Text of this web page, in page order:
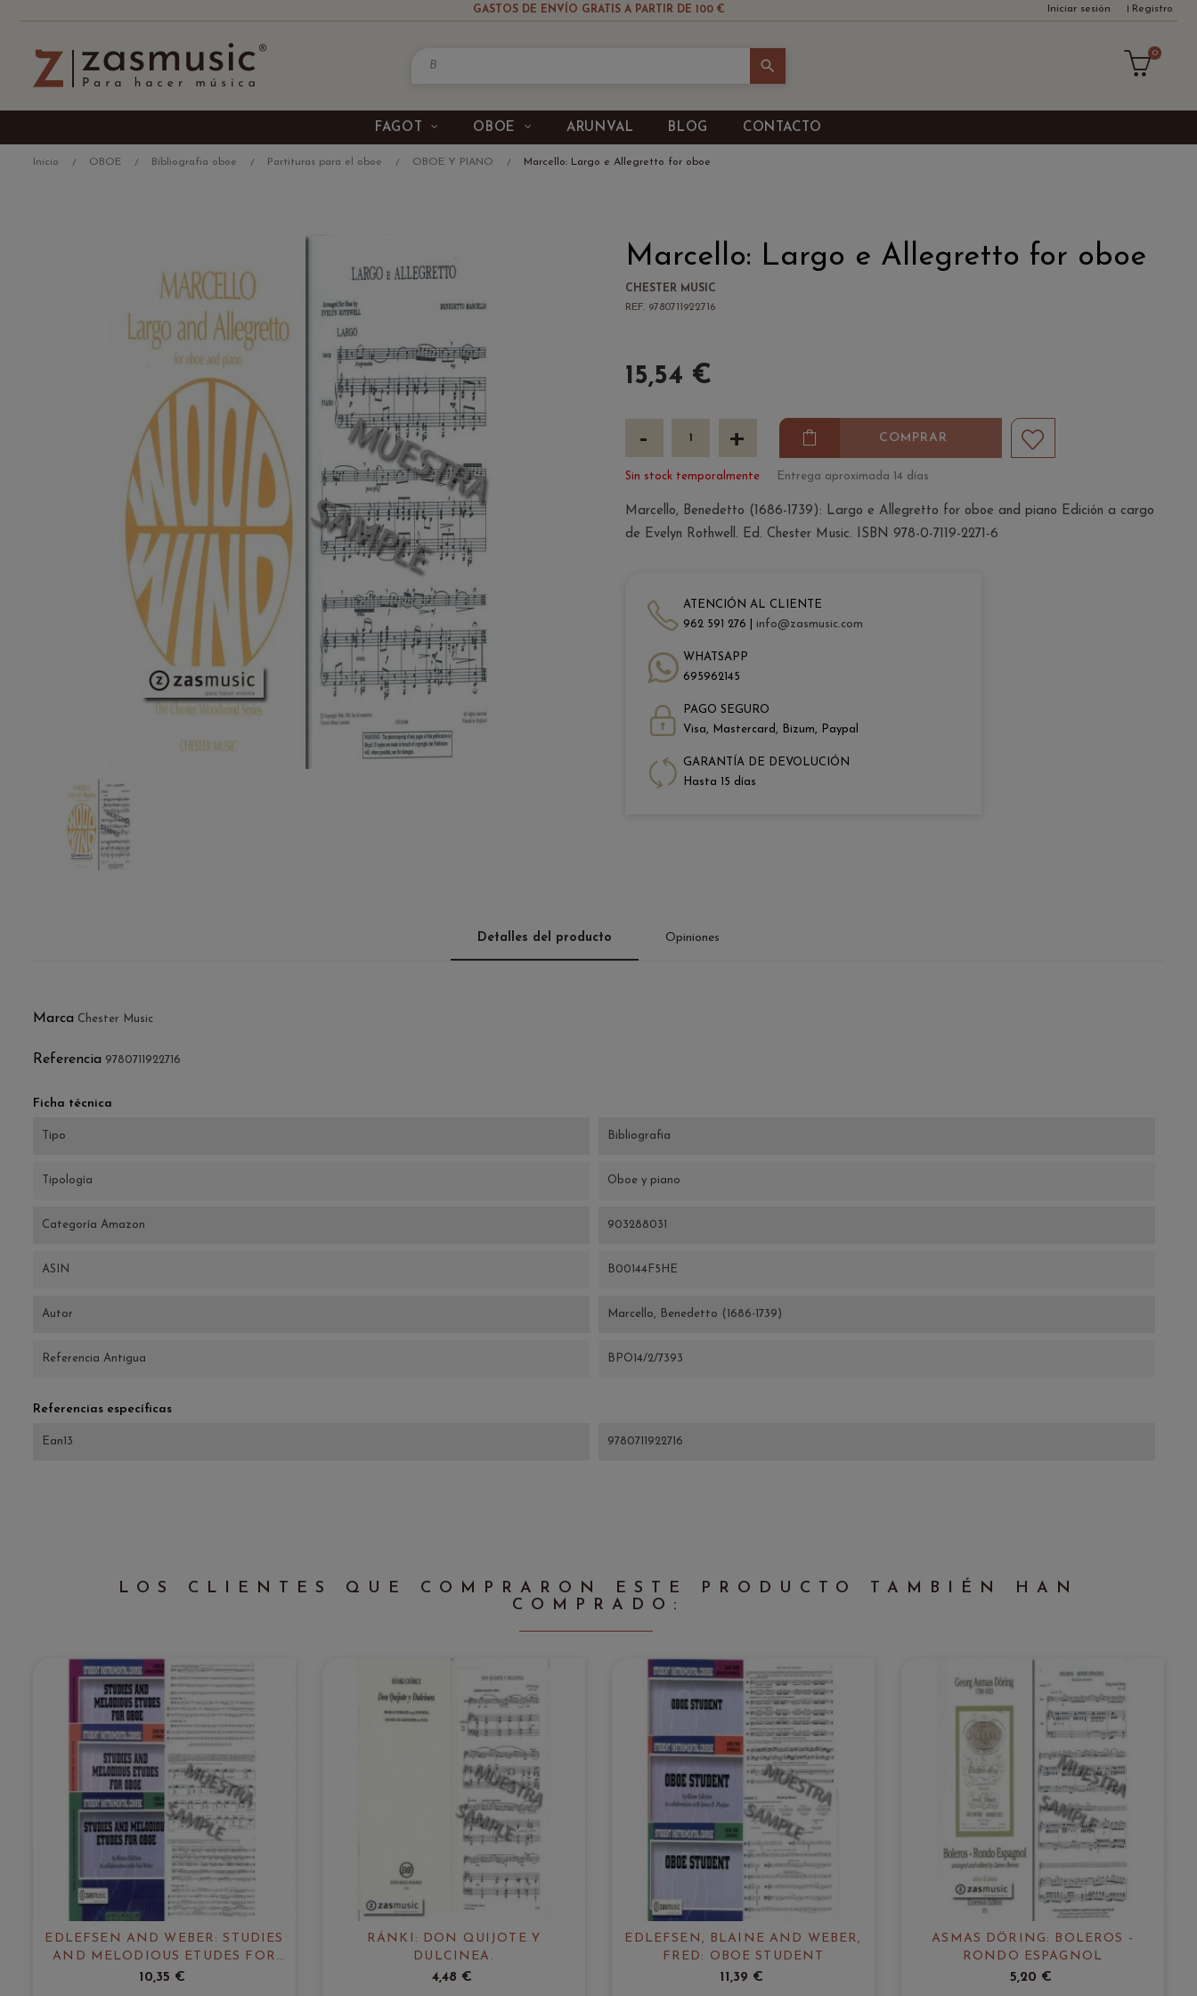
GASTOS DE ENVÍO GRATIS A PARTIR DE 100 € Iniciar sesión Registro
search
0
FAGOT OBOE ARUNVAL BLOG CONTACTO
Inicio OBOE Bibliografia oboe Partituras para el oboe OBOE Y PIANO Marcello: Largo e Allegretto for oboe
Marcello: Largo e Allegretto for oboe
CHESTER MUSIC
REF. 9780711922716
15,54 €
- + COMPRAR
Sin stock temporalmente Entrega aproximada 14 días
Marcello, Benedetto (1686-1739): Largo e Allegretto for oboe and piano Edición a cargo
de Evelyn Rothwell. Ed. Chester Music. ISBN 978-0-7119-2271-6
ATENCIÓN AL CLIENTE
962 591 276 | info@zasmusic.com
WHATSAPP
695962145
PAGO SEGURO
Visa, Mastercard, Bizum, Paypal
GARANTÍA DE DEVOLUCIÓN
Hasta 15 días
Detalles del producto Opiniones
Marca Chester Music
Referencia 9780711922716
Ficha técnica
Tipo Bibliografia
Tipología Oboe y piano
Categoría Amazon 903288031
ASIN B00144F5HE
Autor Marcello, Benedetto (1686-1739)
Referencia Antigua BPO14/2/7393
Referencias específicas
Ean13 9780711922716
LOS CLIENTES QUE COMPRARON ESTE PRODUCTO TAMBIÉN HAN
COMPRADO:
EDLEFSEN AND WEBER: STUDIES
AND MELODIOUS ETUDES FOR
OBOE
10,35 €
RÁNKI: DON QUIJOTE Y
DULCINEA.
4,48 €
EDLEFSEN, BLAINE AND WEBER,
FRED: OBOE STUDENT
11,39 €
ASMAS DÖRING: BOLEROS -
RONDO ESPAGNOL
5,20 €